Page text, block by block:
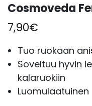
Cosmoveda
7,90€
Tuo ruokaan
Soveltuu hyvin
kalaruokiin
Luomulaatuinen